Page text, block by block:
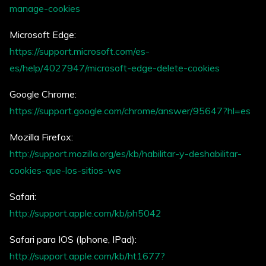
manage-cookies
Microsoft Edge:
https://support.microsoft.com/es-
es/help/4027947/microsoft-edge-delete-cookies
Google Chrome:
https://support.google.com/chrome/answer/95647?hl=es
Mozilla Firefox:
http://support.mozilla.org/es/kb/habilitar-y-deshabilitar-
cookies-que-los-sitios-we
Safari:
http://support.apple.com/kb/ph5042
Safari para IOS (Iphone, IPad):
http://support.apple.com/kb/ht1677?